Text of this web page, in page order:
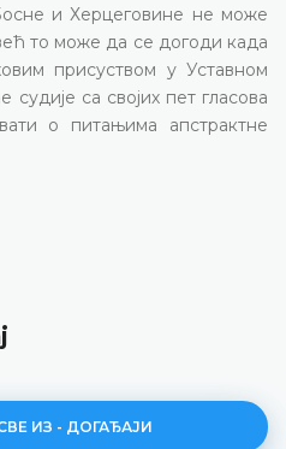
и Херцеговине не може
то може да се догоди када
присуством у Уставном
са својих пет гласова
о питањима апстрактне
ИЗ - ДОГАЂАЈИ